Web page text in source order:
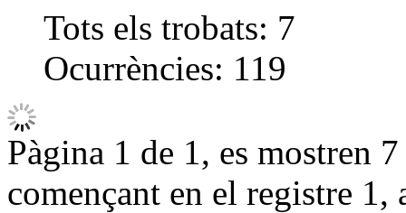
Tots els trobats: 7
Ocurrències: 119
Pàgina 1 de 1, es mostren
començant en el registre 1,